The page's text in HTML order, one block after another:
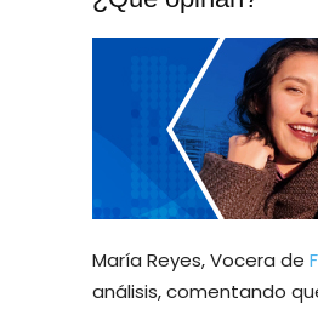
María Reyes, Vocera de
análisis, comentando